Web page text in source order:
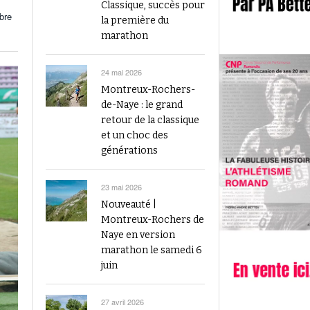
Finale du Visana Sprint ce dimanche à Berne
avec Mujinga Kambundji et plein de surprises
19 septembre 2024
Voir tout
Classique, succès pour
la première du
marathon
24 mai 2026
Montreux-Rochers-
de-Naye : le grand
retour de la classique
et un choc des
générations
23 mai 2026
Nouveauté |
Montreux-Rochers de
Naye en version
marathon le samedi 6
juin
27 avril 2026